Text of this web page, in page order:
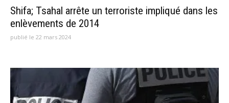
Shifa; Tsahal arrête un terroriste impliqué dans les
enlèvements de 2014
publié le 22 mars 2024